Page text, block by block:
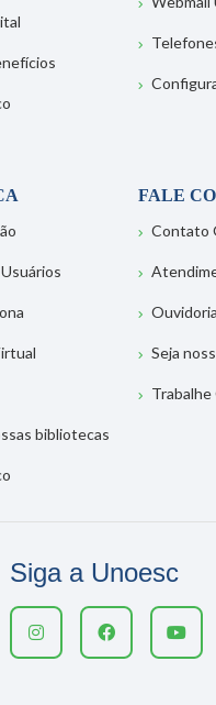
bibliotecas
FALE
Contato
Ouvidoria
Seja
Trabalhe
Siga a Unoesc